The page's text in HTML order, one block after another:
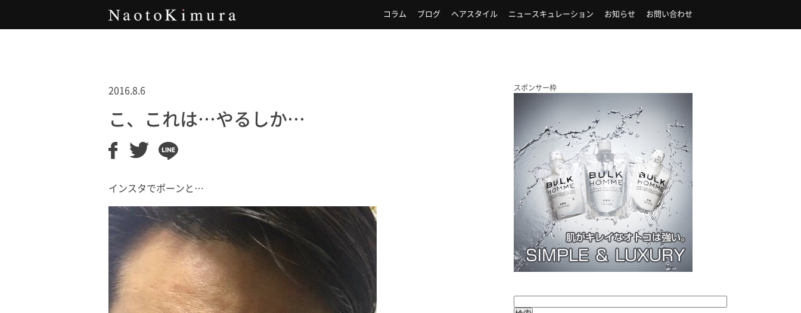
コラム ブログ ヘアスタイル ニュースキュレーション お知らせ お問い合わせ
2016.8.6
こ、これは…やるしか…
インスタでポーンと…
スポンサー枠